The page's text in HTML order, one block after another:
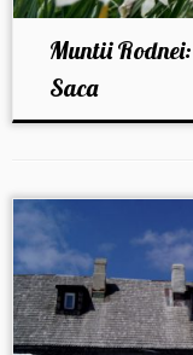
Muntii
Saca